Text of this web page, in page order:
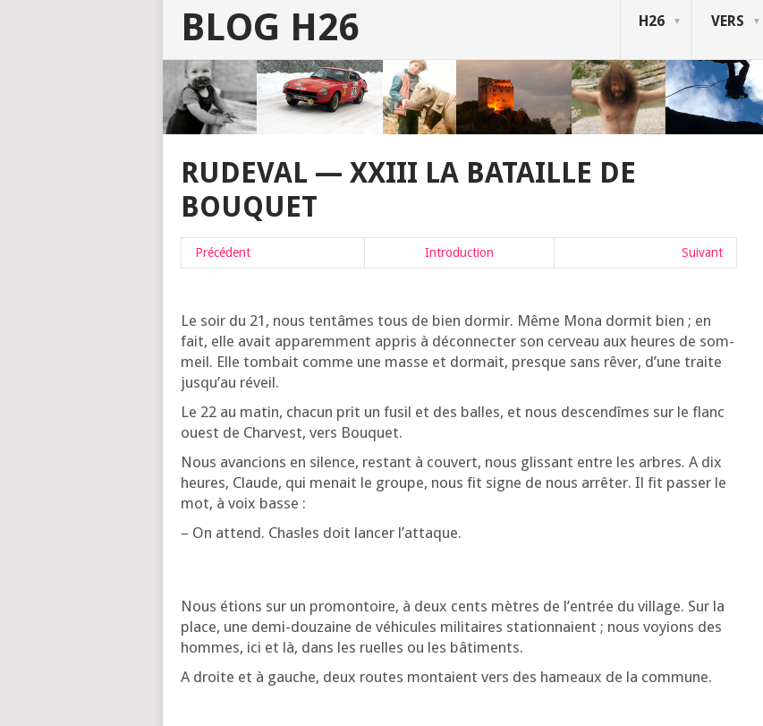
BLOG H26 H26 VERS
RUDEVAL — XXIII LA BATAILLE DE
BOUQUET
Pré­cé­dent Intro­duc­tion Sui­vant
Le soir du 21, nous ten­tâmes tous de bien dor­mir. Même Mona dor­mit bien ; en
fait, elle avait appa­rem­ment appris à décon­nec­ter son cer­veau aux heures de som­
meil. Elle tom­bait comme une masse et dor­mait, presque sans rêver, d’une traite
jus­qu’au réveil.
Le 22 au matin, cha­cun prit un fusil et des balles, et nous des­cen­dîmes sur le flanc
ouest de Char­vest, vers Bouquet.
Nous avan­cions en silence, res­tant à cou­vert, nous glis­sant entre les arbres. A dix
heures, Claude, qui menait le groupe, nous fit signe de nous arrê­ter. Il fit pas­ser le
mot, à voix basse :
– On attend. Chasles doit lan­cer l’attaque.
Nous étions sur un pro­mon­toire, à deux cents mètres de l’en­trée du vil­lage. Sur la
place, une demi-dou­zaine de véhi­cules mili­taires sta­tion­naient ; nous voyions des
hommes, ici et là, dans les ruelles ou les bâtiments.
A droite et à gauche, deux routes mon­taient vers des hameaux de la commune.